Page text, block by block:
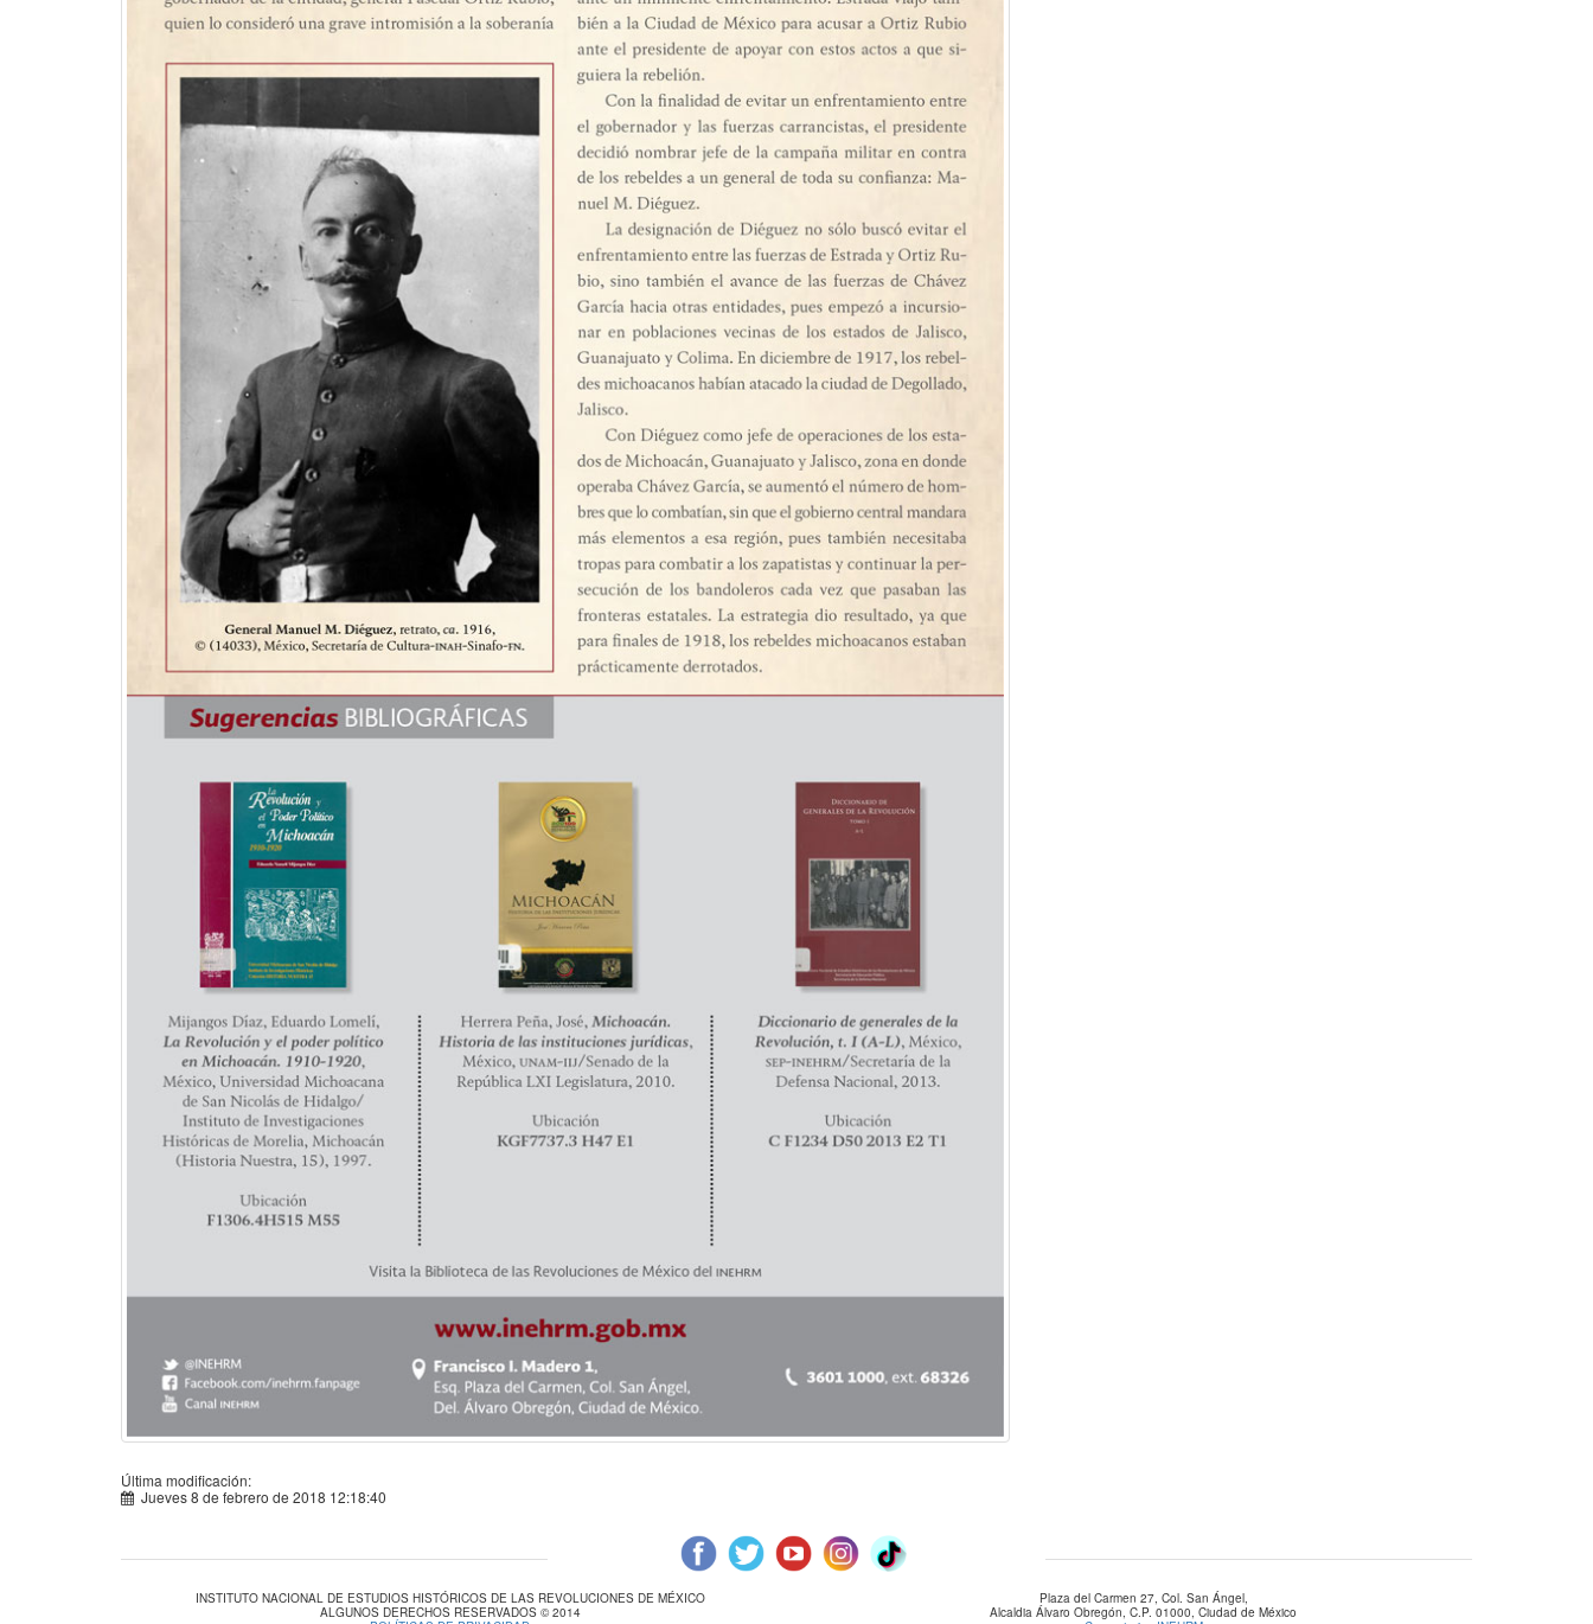
Última modificación:
Jueves 8 de febrero de 2018 12:18:40
INSTITUTO NACIONAL DE ESTUDIOS HISTÓRICOS DE LAS REVOLUCIONES DE MÉXICO
ALGUNOS DERECHOS RESERVADOS © 2014
Plaza del Carmen 27, Col. San Ángel,
Alcaldia Álvaro Obregón, C.P. 01000, Ciudad de México